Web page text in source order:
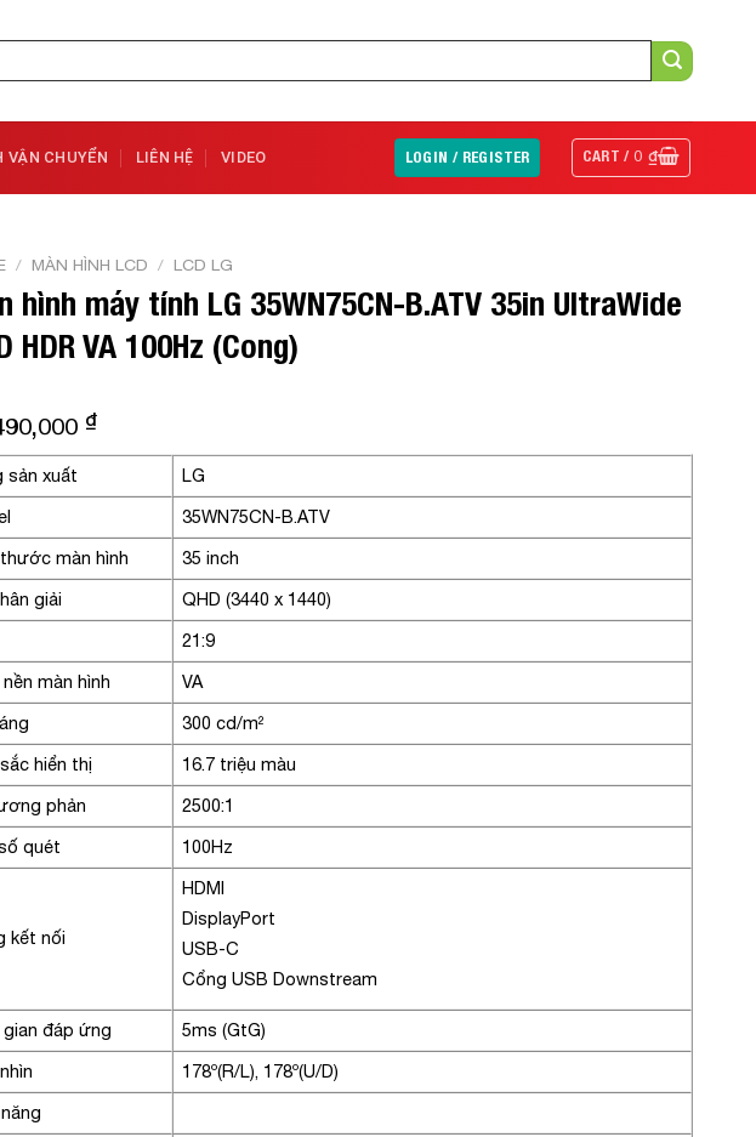
VẬN CHUYỂN LIÊN HỆ VIDEO LOGIN / REGISTER CART /0₫
/ MÀN HÌNH LCD / LCD LG
hình máy tính LG 35WN75CN-B.ATV 35in UltraWide
HDR VA 100Hz (Cong)
₫
sản xuất
LG
35WN75CN-B.ATV
màn hình
35 inch
giải
QHD (3440 x 1440)
21:9
màn hình
VA
300 cd/m²
hiển thị
16.7 triệu màu
phản
2500:1
quét
100Hz
kết nối
HDMI
DisplayPort
USB-C
Cổng USB Downstream
đáp ứng
5ms (GtG)
178º(R/L), 178º(U/D)